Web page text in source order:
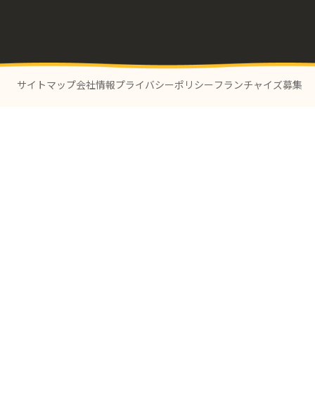
サイトマップ会社情報プライバシーポリシー フランチャイズ募集